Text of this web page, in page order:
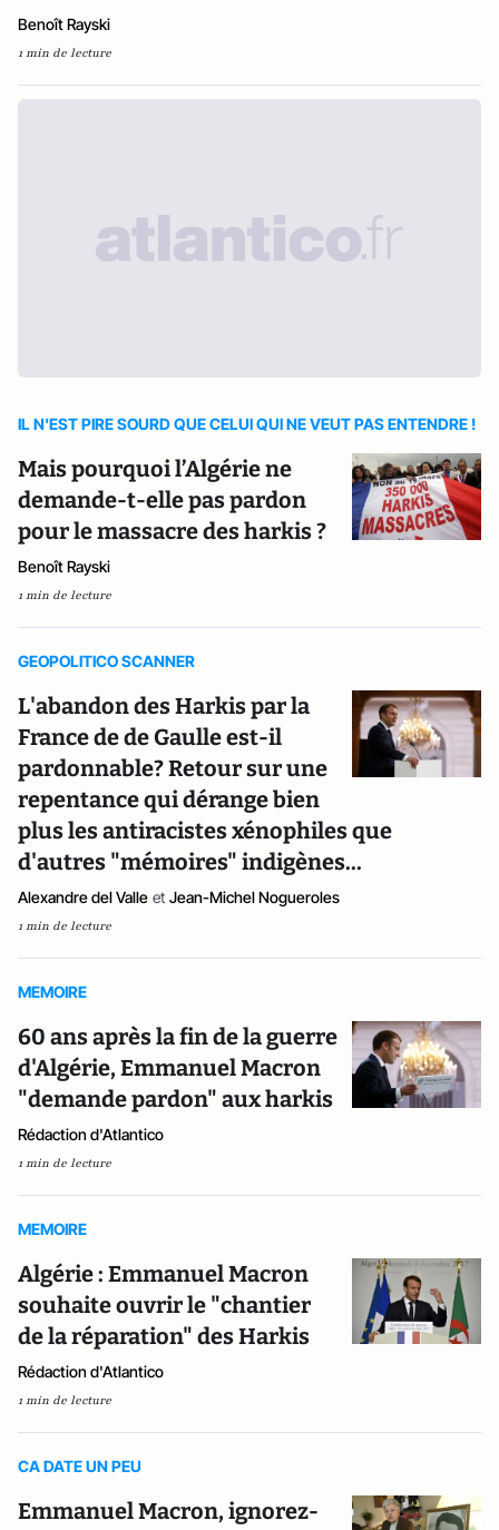
Benoît Rayski
1 min de lecture
IL N'EST PIRE SOURD QUE CELUI QUI NE VEUT PAS ENTENDRE !
Mais pourquoi l’Algérie ne
demande-t-elle pas pardon
pour le massacre des harkis ?
Benoît Rayski
1 min de lecture
GEOPOLITICO SCANNER
L'abandon des Harkis par la
France de de Gaulle est-il
pardonnable? Retour sur une
repentance qui dérange bien
plus les antiracistes xénophiles que
d'autres "mémoires" indigènes...
Alexandre del Valle et Jean-Michel Nogueroles
1 min de lecture
MEMOIRE
60 ans après la fin de la guerre
d'Algérie, Emmanuel Macron
"demande pardon" aux harkis
Rédaction d'Atlantico
1 min de lecture
MEMOIRE
Algérie : Emmanuel Macron
souhaite ouvrir le "chantier
de la réparation" des Harkis
Rédaction d'Atlantico
1 min de lecture
CA DATE UN PEU
Emmanuel Macron, ignorez-